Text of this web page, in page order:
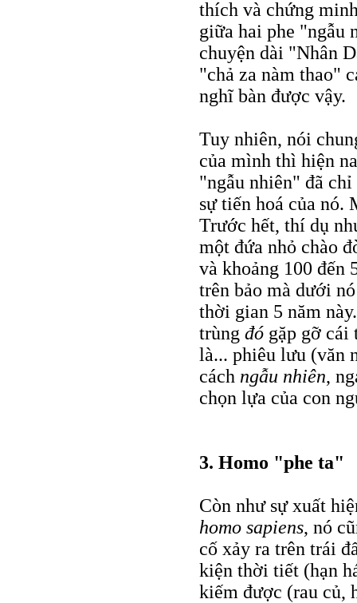
thích và chứng
giữa hai phe "ngẫu
chuyện dài "Nhân
"chả za nàm thao"
nghĩ bàn được vậy.
Tuy nhiên, nói
của mình thì hiện
"ngẫu nhiên" đã
sự tiến hoá của nó.
Trước hết, thí dụ
một đứa nhỏ chào
và khoảng 100 đến
trên bảo mà dưới
thời gian 5 năm
trùng đó gặp gỡ
là... phiêu lưu (văn
cách ngẫu nhiên,
chọn lựa của con
3. Homo "phe ta"
Còn như sự xuất
homo sapiens, nó
cố xảy ra trên trái
kiện thời tiết (hạn
kiếm được (rau củ,